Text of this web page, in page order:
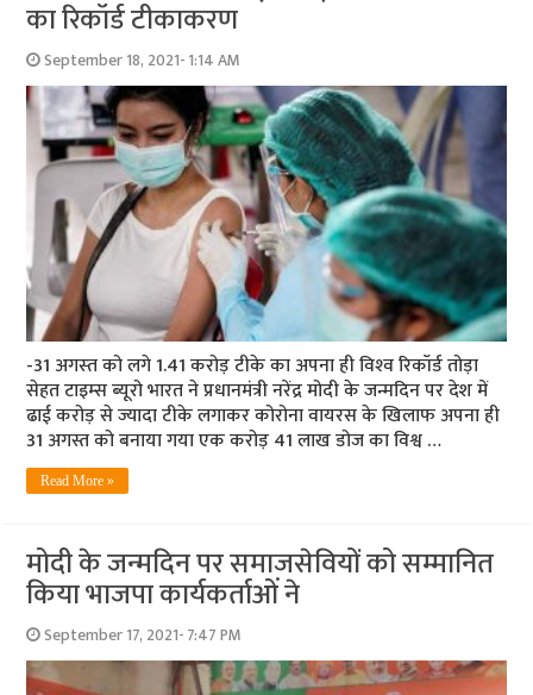
का रिकॉर्ड टीकाकरण
September 18, 2021- 1:14 AM
-31 अगस्‍त को लगे 1.41 करोड़ टीके का अपना ही विश्‍व रिकॉर्ड तोड़ा
सेहत टाइम्‍स ब्‍यूरो भारत ने प्रधानमंत्री नरेंद्र मोदी के जन्मदिन पर देश में
ढाई करोड़ से ज्यादा टीके लगाकर कोरोना वायरस के खिलाफ अपना ही
31 अगस्त को बनाया गया एक करोड़ 41 लाख डोज का विश्व …
Read More »
मोदी के जन्‍मदिन पर समाजसेवियों को सम्‍मानित
किया भाजपा कार्यकर्ताओं ने
September 17, 2021- 7:47 PM